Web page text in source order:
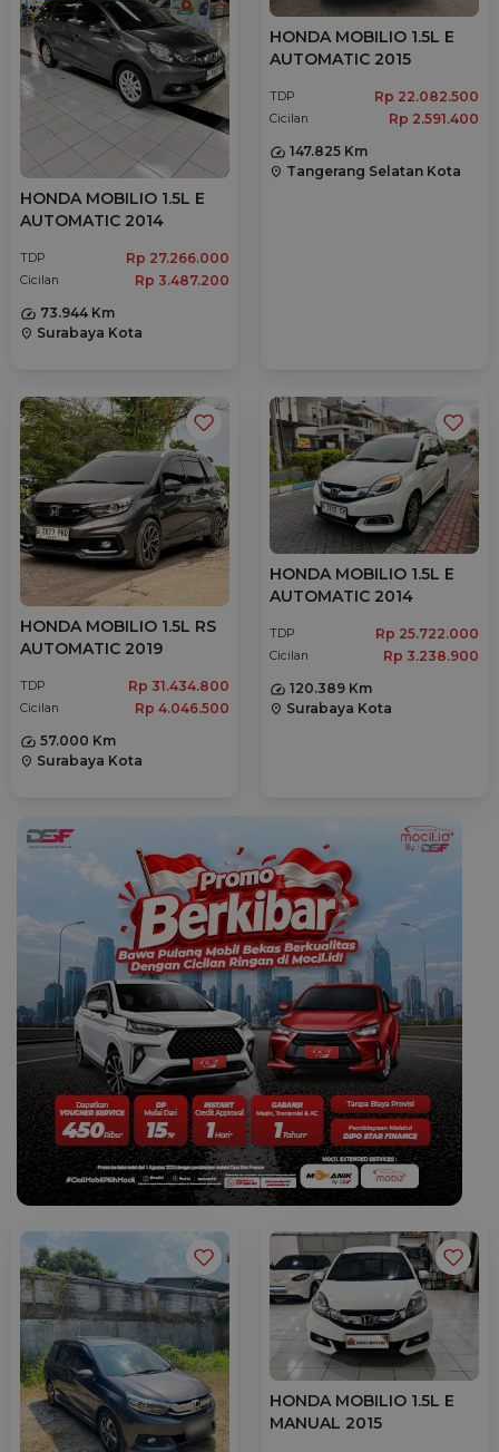
HONDA MOBILIO 1.5L E
AUTOMATIC 2014
TDP Rp 27.266.000
Cicilan
Rp 3.487.200
73.944 Km
location_on Surabaya Kota
HONDA MOBILIO 1.5L E
AUTOMATIC 2015
TDP Rp 22.082.500
Cicilan
Rp 2.591.400
147.825 Km
location_on Tangerang Selatan Kota
HONDA MOBILIO 1.5L RS
AUTOMATIC 2019
TDP Rp 31.434.800
Cicilan
Rp 4.046.500
57.000 Km
location_on Surabaya Kota
HONDA MOBILIO 1.5L E
AUTOMATIC 2014
TDP Rp 25.722.000
Cicilan
Rp 3.238.900
120.389 Km
location_on Surabaya Kota
HONDA MOBILIO 1.5L E
MANUAL 2015